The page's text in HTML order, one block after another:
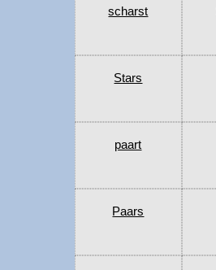
scharst
Stars
paart
Paars